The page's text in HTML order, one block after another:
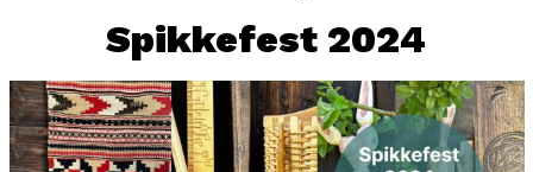
Spikkefest 2024